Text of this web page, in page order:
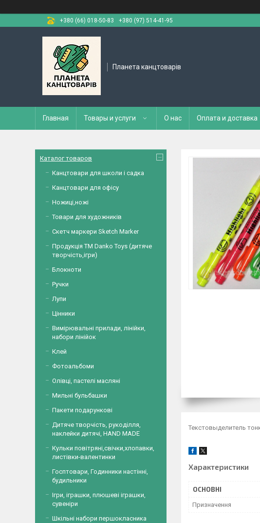
+380 (66) 018-50-83 +380 (97) 514-41-95
Планета канцтоварів
Главная Товары и услуги О нас Оплата и доставка
Текстовыделитель
Характеристики
ОСНОВНІ
Призначення
Каталог товаров
Канцтовари для школи і садка
Канцтовари для офісу
Ножиці,ножі
Товари для художників
Скетч маркери Sketch Marker
Продукція ТМ Danko Toys (дитяче
творчість,ігри)
Блокноти
Ручки
Лупи
Цінники
Вимірювальні прилади, лінійки,
набори лінійок
Клей
Фотоальбоми
Олівці, пастелі масляні
Мильні бульбашки
Пакети подарункові
Дитяче творчість, рукоділля,
наклейки дитячі, HAND MADE
Кульки повітряні,свічки,хлопавки,
листівки-валентинки
Госптовари, Годинники настінні,
будильники
Ігри, іграшки, плюшеві іграшки,
сувеніри
Шкільні набори першокласника